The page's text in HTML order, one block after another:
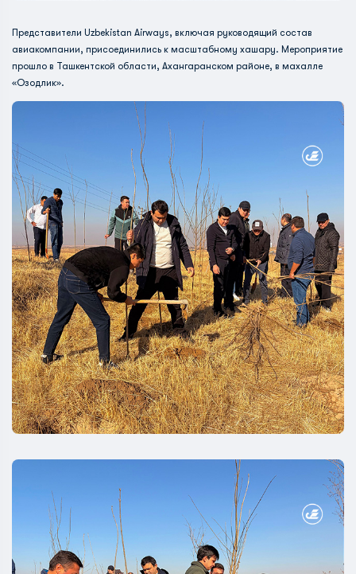
Представители Uzbekistan Airways, включая руководящий состав
авиакомпании, присоединились к масштабному хашару. Мероприятие
прошло в Ташкентской области, Ахангаранском районе, в махалле
«Озодлик».